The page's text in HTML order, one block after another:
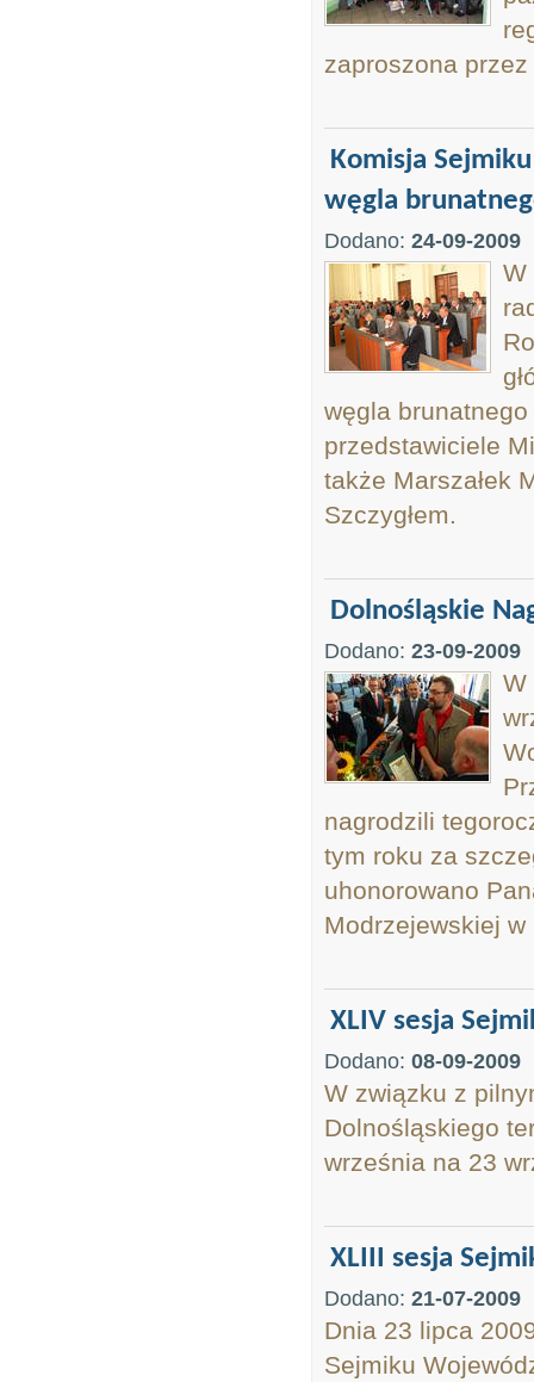
zaproszona
Komisja
węgla
Dodano: 24-09-2009
W
węgla
przedstawiciele
także Marszałek
Szczygłem.
Dolnośląskie
Dodano: 23-09-2009
W
nagrodzili
tym roku za
uhonorowano
Modrzejewskiej w
XLIV sesja
Dodano: 08-09-2009
W związku z
Dolnośląskiego
września na 23
XLIII sesja
Dodano: 21-07-2009
Dnia 23 lipca
Sejmiku